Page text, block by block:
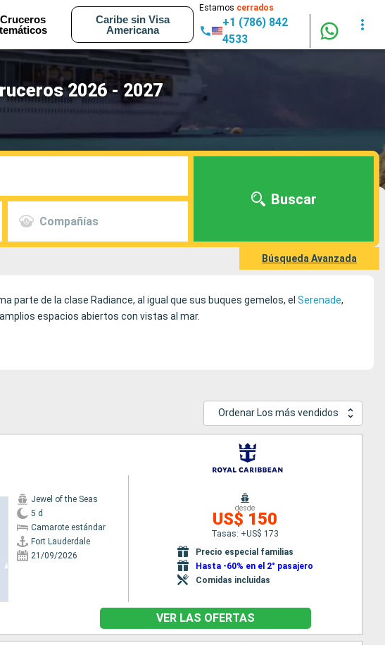
Cruceros
temáticos
Caribe sin Visa
Americana
Estamos cerrados
+1 (786) 842
4533
2026 - 2027
Compañías
Buscar
Búsqueda Avanzada
parte de la clase Radiance, al igual que sus buques gemelos, el Serenade,
espacios abiertos con vistas al mar.
Ordenar Los más vendidos
Jewel of the Seas
5 d
Camarote estándar
Fort Lauderdale
21/09/2026
desde
US$ 150
Tasas: +US$ 173
Precio especial familias
Hasta -60% en el 2° pasajero
Comidas incluidas
VER LAS OFERTAS